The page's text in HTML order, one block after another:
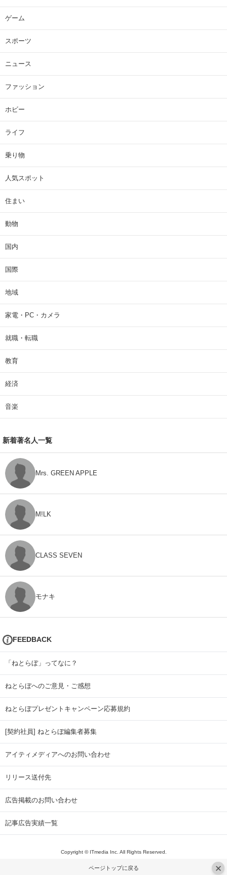
ゲーム
スポーツ
ニュース
ファッション
ホビー
ライフ
乗り物
人気スポット
住まい
動物
国内
国際
地域
家電・PC・カメラ
就職・転職
教育
経済
音楽
新着著名人一覧
Mrs. GREEN APPLE
M!LK
CLASS SEVEN
モナキ
FEEDBACK
「ねとらぼ」ってなに？
ねとらぼへのご意見・ご感想
ねとらぼプレゼントキャンペーン応募規約
[契約社員] ねとらぼ編集者募集
アイティメディアへのお問い合わせ
リリース送付先
広告掲載のお問い合わせ
記事広告実績一覧
Copyright © ITmedia Inc. All Rights Reserved.
ページトップに戻る